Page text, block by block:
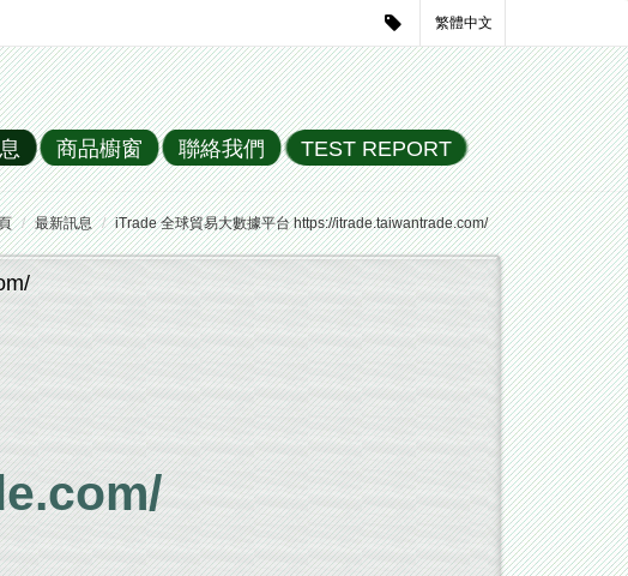
繁體中文
商品櫥窗 聯絡我們 TEST REPORT
最新訊息 iTrade 全球貿易大數據平台 https://itrade.taiwantrade.com/